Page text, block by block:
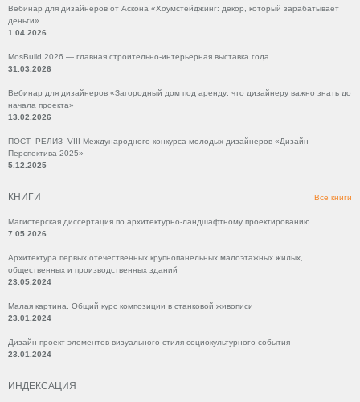
Вебинар для дизайнеров от Аскона «Хоумстейджинг: декор, который зарабатывает
деньги»
1.04.2026
MosBuild 2026 — главная строительно-интерьерная выставка года
31.03.2026
Вебинар для дизайнеров «Загородный дом под аренду: что дизайнеру важно знать до
начала проекта»
13.02.2026
ПОСТ–РЕЛИЗ VIII Международного конкурса молодых дизайнеров «Дизайн-
Перспектива 2025»
5.12.2025
КНИГИ Все книги
Магистерская диссертация по архитектурно-ландшафтному проектированию
7.05.2026
Архитектура первых отечественных крупнопанельных малоэтажных жилых,
общественных и производственных зданий
23.05.2024
Малая картина. Общий курс композиции в станковой живописи
23.01.2024
Дизайн-проект элементов визуального стиля социокультурного события
23.01.2024
ИНДЕКСАЦИЯ